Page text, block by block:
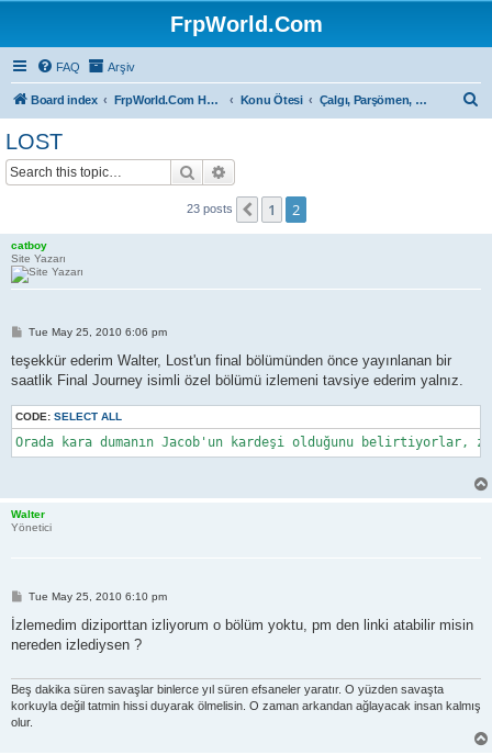
FrpWorld.Com
FAQ Arşiv
Board index FrpWorld.Com Hakkında Konu Ötesi Çalgı, Parşömen, Sahne...
LOST
Search
23 posts Previous
1 2
catboy
Site Yazarı
P
s
t
Tue May 25, 2010 6:06 pm
teşekkür ederim Walter, Lost'un final bölümünden önce yayınlanan bir
saatlik Final Journey isimli özel bölümü izlemeni tavsiye ederim yalnız.
CODE: SELECT ALL
Orada kara dumanın Jacob'un kardeşi olduğunu belirtiyorlar,
Walter
Yönetici
P
s
Tue May 25, 2010 6:10 pm
İzlemedim diziporttan izliyorum o bölüm yoktu, pm den linki atabilir misin
nereden izlediysen ?
Beş dakika süren savaşlar binlerce yıl süren efsaneler yaratır. O yüzden savaşta
korkuyla değil tatmin hissi duyarak ölmelisin. O zaman arkandan ağlayacak insan kalmış
olur.